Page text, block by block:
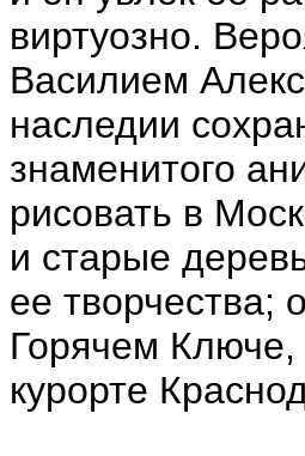
виртуозно.
Василием
наследии
знаменитого
рисовать в
и старые
ее творчества;
Горячем Ключе,
курорте